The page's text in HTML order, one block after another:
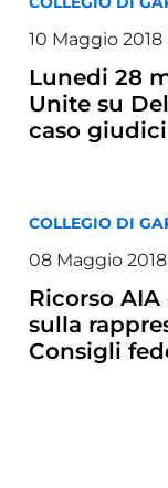
10 Maggio 2018
Lunedi 28
Unite su
caso
COLLEGIO DI
08 Maggio 2018
Ricorso
sulla
Consigli